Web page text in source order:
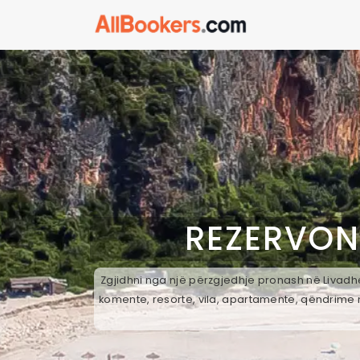
Zgjidhni nga një përzgjedhje pronash në
komente, resorte, vila, apartamente,